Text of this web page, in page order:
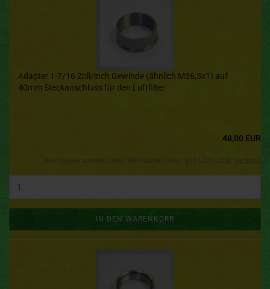
Adapter 1-7/16 Zoll/inch Gewinde (ähnlich M36,5x1) auf
40mm Steckanschluss für den Luftfilter
48,00 EUR
IN DEN WARENKORB